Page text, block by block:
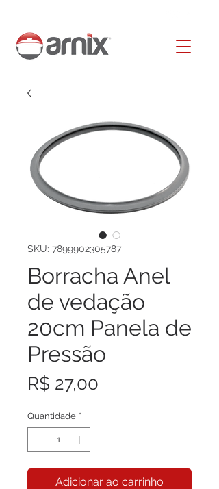
SKU: 7899902305787
Borracha Anel
de vedação
20cm Panela de
Pressão
R$ 27,00
Quantidade *
Adicionar ao carrinho